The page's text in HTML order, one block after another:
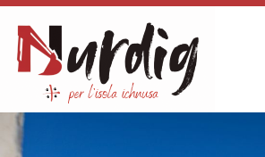
Vai
contenuto